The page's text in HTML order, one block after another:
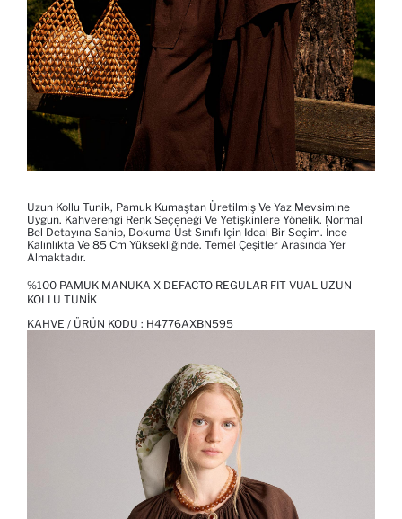
Uzun Kollu Tunik, Pamuk Kumaştan Üretilmiş Ve Yaz Mevsimine
Uygun. Kahverengi Renk Seçeneği Ve Yetişkinlere Yönelik. Normal
Bel Detayına Sahip, Dokuma Üst Sınıfı Için Ideal Bir Seçim. İnce
Kalınlıkta Ve 85 Cm Yüksekliğinde. Temel Çeşitler Arasında Yer
Almaktadır.
%100 PAMUK MANUKA X DEFACTO REGULAR FIT VUAL UZUN
KOLLU TUNIK
KAHVE / ÜRÜN KODU : H4776AXBN595